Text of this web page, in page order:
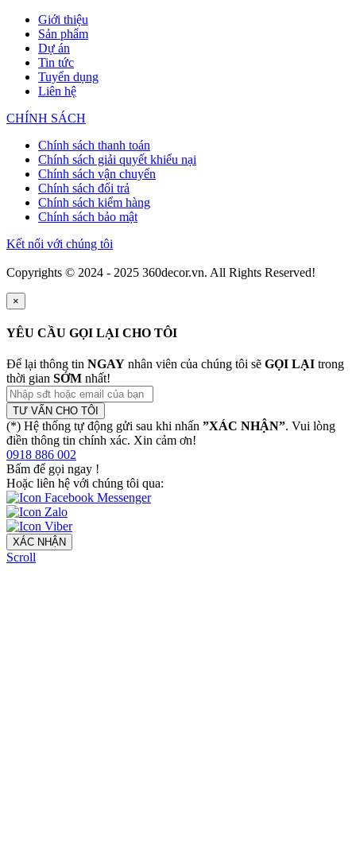
Giới thiệu
Sản phẩm
Dự án
Tin tức
Tuyển dụng
Liên hệ
CHÍNH SÁCH
Chính sách thanh toán
Chính sách giải quyết khiếu nại
Chính sách vận chuyển
Chính sách đổi trả
Chính sách kiểm hàng
Chính sách bảo mật
Kết nối với chúng tôi
Copyrights © 2024 - 2025 360decor.vn. All Rights Reserved!
×
YÊU CẦU GỌI LẠI CHO TÔI
Để lại thông tin NGAY nhân viên của chúng tôi sẽ GỌI LẠI trong
thời gian SỚM nhất!
TƯ VẤN CHO TÔI
(*) Hệ thống tự động gửi sau khi nhấn ”XÁC NHẬN”. Vui lòng
điền thông tin chính xác. Xin cảm ơn!
0918 886 002
Bấm để gọi ngay !
Hoặc liên hệ với chúng tôi qua:
XÁC NHẬN
Scroll